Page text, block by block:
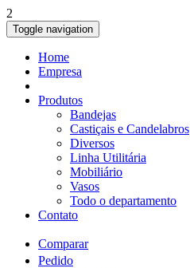
2
Toggle navigation
Home
Empresa
Produtos
Bandejas
Castiçais e Candelabros
Diversos
Linha Utilitária
Mobiliário
Vasos
Todo o departamento
Contato
Comparar
Pedido